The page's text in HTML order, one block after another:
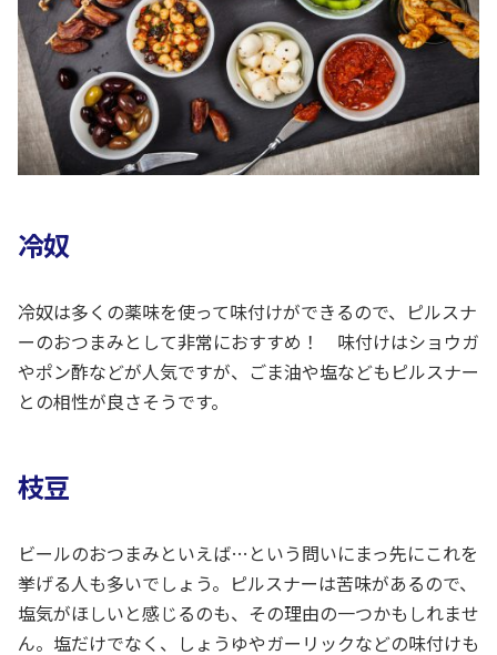
冷奴
冷奴は多くの薬味を使って味付けができるので、ピルスナ
ーのおつまみとして非常におすすめ！ 味付けはショウガ
やポン酢などが人気ですが、ごま油や塩などもピルスナー
との相性が良さそうです。
枝豆
ビールのおつまみといえば…という問いにまっ先にこれを
挙げる人も多いでしょう。ピルスナーは苦味があるので、
塩気がほしいと感じるのも、その理由の一つかもしれませ
ん。塩だけでなく、しょうゆやガーリックなどの味付けも